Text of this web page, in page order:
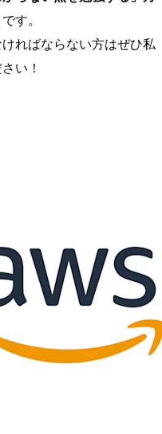
す。
ればならない方はぜひ私
い！